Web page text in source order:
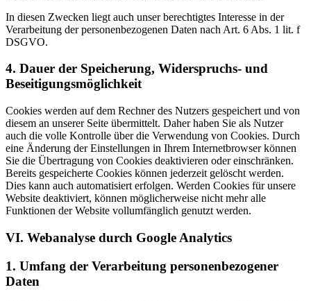
In diesen Zwecken liegt auch unser berechtigtes Interesse in der
Verarbeitung der personenbezogenen Daten nach Art. 6 Abs. 1 lit. f
DSGVO.
4. Dauer der Speicherung, Widerspruchs- und
Beseitigungsmöglichkeit
Cookies werden auf dem Rechner des Nutzers gespeichert und von
diesem an unserer Seite übermittelt. Daher haben Sie als Nutzer
auch die volle Kontrolle über die Verwendung von Cookies. Durch
eine Änderung der Einstellungen in Ihrem Internetbrowser können
Sie die Übertragung von Cookies deaktivieren oder einschränken.
Bereits gespeicherte Cookies können jederzeit gelöscht werden.
Dies kann auch automatisiert erfolgen. Werden Cookies für unsere
Website deaktiviert, können möglicherweise nicht mehr alle
Funktionen der Website vollumfänglich genutzt werden.
VI. Webanalyse durch Google Analytics
1. Umfang der Verarbeitung personenbezogener
Daten